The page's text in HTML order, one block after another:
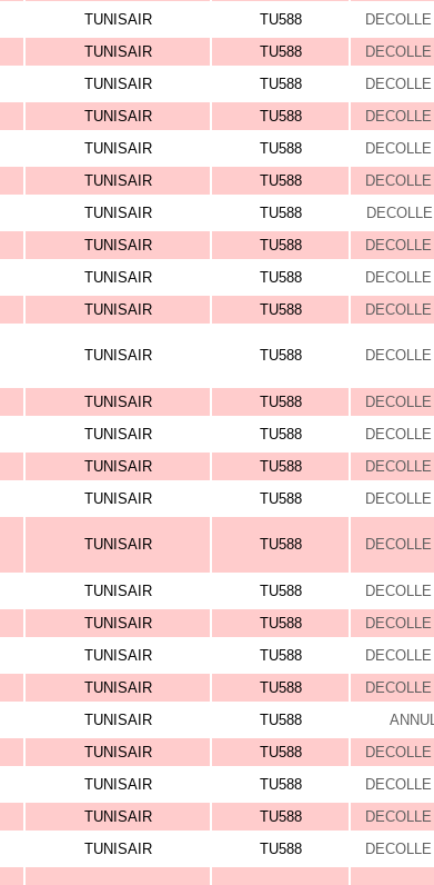
TUNISAIR TU588
TUNISAIR TU588
TUNISAIR TU588
TUNISAIR TU588
TUNISAIR TU588
TUNISAIR TU588
TUNISAIR TU588
TUNISAIR TU588
TUNISAIR TU588
TUNISAIR TU588
TUNISAIR TU588
TUNISAIR TU588
TUNISAIR TU588
TUNISAIR TU588
TUNISAIR TU588
TUNISAIR TU588
TUNISAIR TU588
TUNISAIR TU588
TUNISAIR TU588
TUNISAIR TU588
TUNISAIR TU588
TUNISAIR TU588
TUNISAIR TU588
TUNISAIR TU588
TUNISAIR TU588